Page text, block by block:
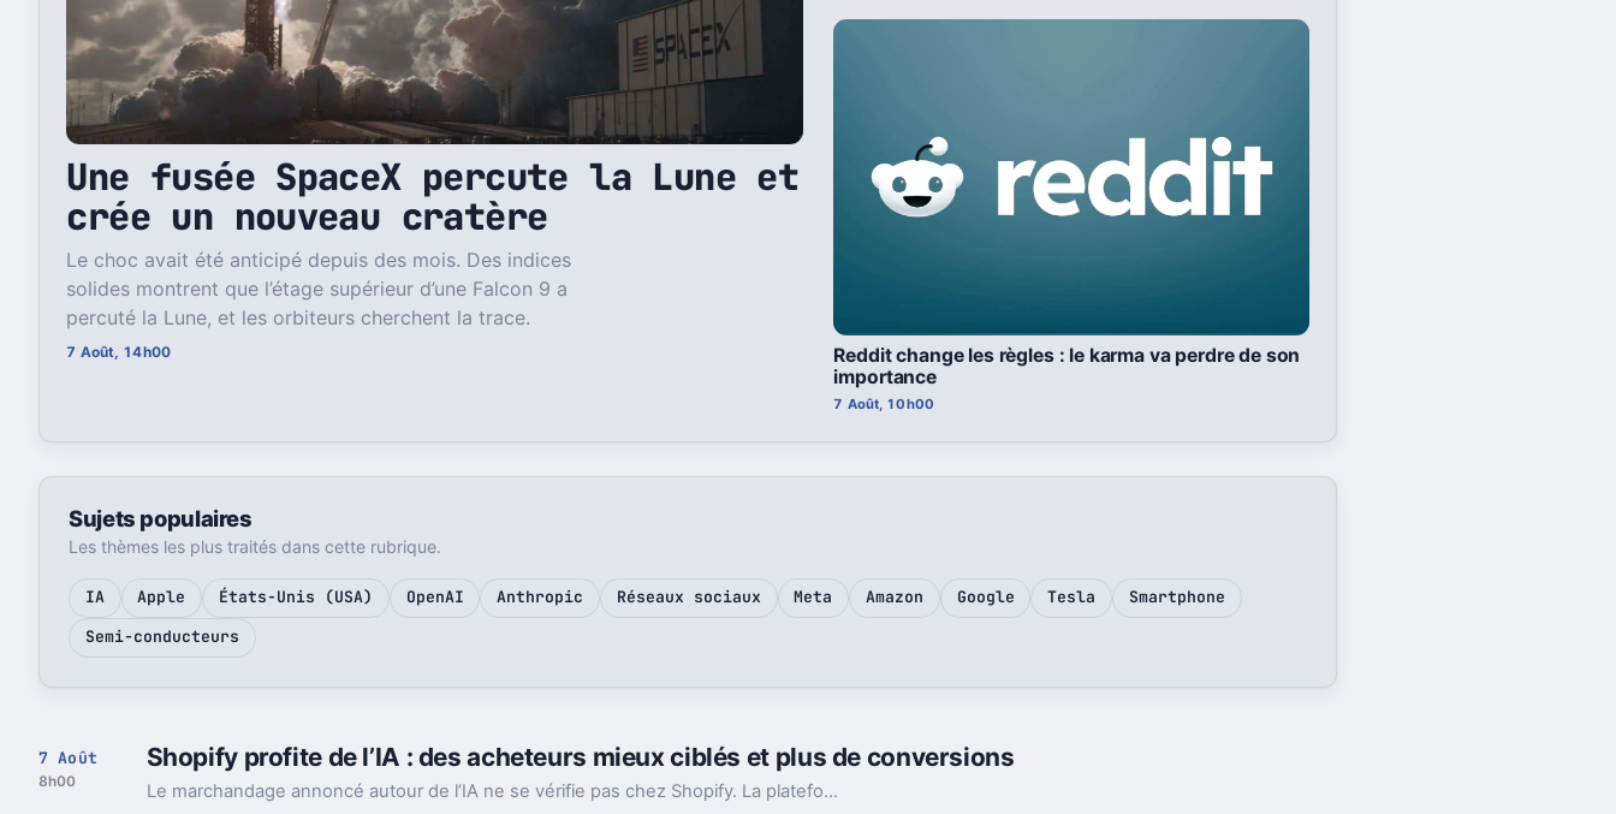
Une fusée SpaceX percute la Lune et
crée un nouveau cratère
Le choc avait été anticipé depuis des mois. Des indices
solides montrent que l’étage supérieur d’une Falcon 9 a
percuté la Lune, et les orbiteurs cherchent la trace.
7 Août, 14h00
Reddit change les règles : le karma va perdre de son
importance
7 Août, 10h00
Sujets populaires
Les thèmes les plus traités dans cette rubrique.
IA Apple États-Unis (USA) OpenAI Anthropic Réseaux sociaux Meta Amazon Google Tesla
Smartphone
Semi-conducteurs
7 Août
8h00
Shopify profite de l’IA : des acheteurs mieux ciblés et plus de conversions
Le marchandage annoncé autour de l’IA ne se vérifie pas chez Shopify. La plateforme dit voir tripler le trafic et les commandes venus des assistants.